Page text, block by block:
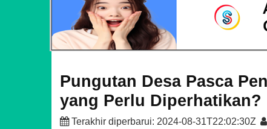
Pungutan Desa Pasca
yang Perlu Diperhatikan?
Terakhir diperbarui: 2024-08-31T22:02:30Z